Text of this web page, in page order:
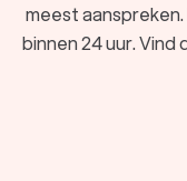
meest
binnen 24 uur.